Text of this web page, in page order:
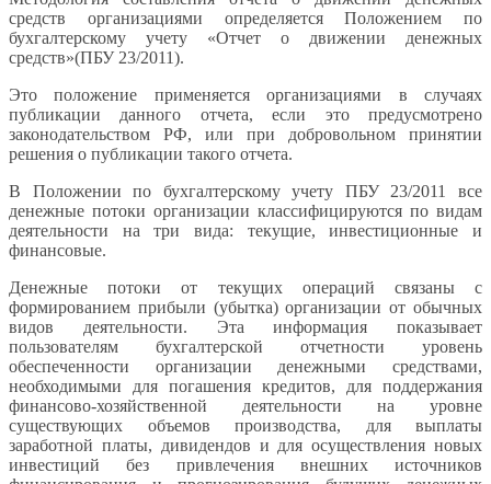
средств организациями определяется Положением по
бухгалтерскому учету «Отчет о движении денежных
средств»(ПБУ 23/2011).
Это положение применяется организациями в случаях
публикации данного отчета, если это предусмотрено
законодательством РФ, или при добровольном принятии
решения о публикации такого отчета.
В Положении по бухгалтерскому учету ПБУ 23/2011 все
денежные потоки организации классифицируются по видам
деятельности на три вида: текущие, инвестиционные и
финансовые.
Денежные потоки от текущих операций связаны с
формированием прибыли (убытка) организации от обычных
видов деятельности. Эта информация показывает
пользователям бухгалтерской отчетности уровень
обеспеченности организации денежными средствами,
необходимыми для погашения кредитов, для поддержания
финансово-хозяйственной деятельности на уровне
существующих объемов производства, для выплаты
заработной платы, дивидендов и для осуществления новых
инвестиций без привлечения внешних источников